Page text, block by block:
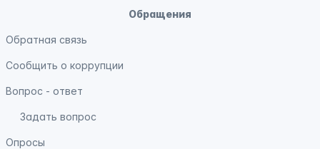
Обращения
Обратная связь
Сообщить о коррупции
Вопрос - ответ
Задать вопрос
Опросы